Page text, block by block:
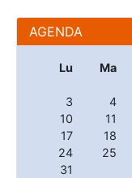
AGENDA
Lu Ma
3
4
10
11
17
18
24
25
31